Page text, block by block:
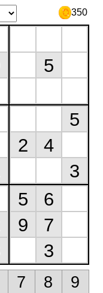
350
5
5
2
4
3
5
6
9
7
3
7 8 9